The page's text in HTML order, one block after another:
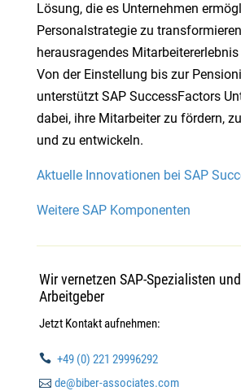
Lösung, die es Unternehmen
Personalstrategie zu
herausragendes
Von der Einstellung bis zur
unterstützt SAP SuccessFactors
dabei, ihre Mitarbeiter zu fördern,
und zu entwickeln.
Aktuelle Innovationen bei SAP
Weitere SAP Komponenten
Wir vernetzen SAP-Spezialisten
Arbeitgeber
Jetzt Kontakt aufnehmen:
 +49 (0) 221 29996292
de@biber-associates.com